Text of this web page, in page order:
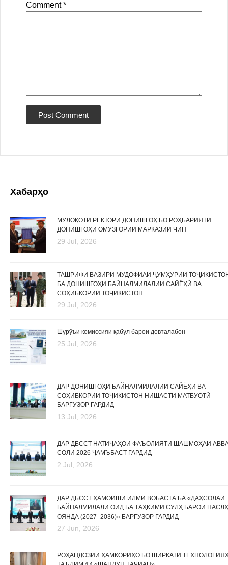
Comment*
Хабарҳо
МУЛОҚОТИ РЕКТОРИ ДОНИШГОҲ БО РОҲБАРИЯТИ
ДОНИШГОҲИ ОМӮЗГОРИИ МАРКАЗИИ ЧИН
29 Jul, 2026
ТАШРИФИ ВАЗИРИ МУДОФИАИ ҶУМҲУРИИ
БА ДОНИШГОҲИ БАЙНАЛМИЛАЛИИ САЙЁҲӢ ВА
СОҲИБКОРИИ ТОҶИКИСТОН
29 Jul, 2026
Шурӯъи комиссияи қабул барои довталабон
25 Jul, 2026
ДАР ДОНИШГОҲИ БАЙНАЛМИЛАЛИИ САЙЁҲӢ ВА
СОҲИБКОРИИ ТОҶИКИСТОН НИШАСТИ МАТБУОТӢ
БАРГУЗОР ГАРДИД
13 Jul, 2026
ДАР ДБССТ НАТИҶАҲОИ ФАЪОЛИЯТИ ШАШМОҲАИ
СОЛИ 2026 ҶАМЪБАСТ ГАРДИД
2 Jul, 2026
ДАР ДБССТ ҲАМОИШИ ИЛМӢ ВОБАСТА БА «ДАҲСОЛАИ
БАЙНАЛМИЛАЛӢ ОИД БА ТАҲКИМИ СУЛҲ БАРОИ
ОЯНДА (2027–2036)» БАРГУЗОР ГАРДИД
27 Jun, 2026
РОҲАНДОЗИИ ҲАМКОРИҲО БО ШИРКАТИ